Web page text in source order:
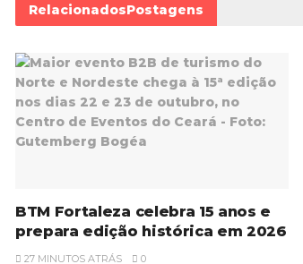
RelacionadosPostagens
BTM Fortaleza celebra 15 anos e
prepara edição histórica em 2026
27 MINUTOS ATRÁS 0